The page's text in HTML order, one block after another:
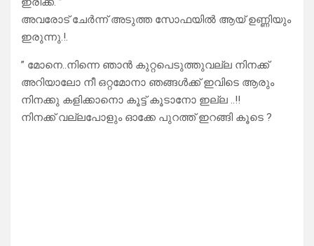
അവരോട് ചേർന്ന് അടുത്ത സോഫയിൽ ആയ് ഉണ്ണിയും
ഇരുന്നു.!.
” മോനെ..നിന്നെ ഞാൻ കുറ്റപെടുത്തുവല്ല നിനക്ക്
അറിയാലോ നീ ഒറ്റമോനാ ഞങ്ങൾക്ക് ഇവിടെ ആരും
നിനക്കു കളിക്കാനൊ കൂട്ട് കൂടാനോ ഇല്ല ..!!
നിനക്ക് വല്ലപോളും ഓക്കേ പുറത്ത് ഇറങ്ങി കൂടെ ?